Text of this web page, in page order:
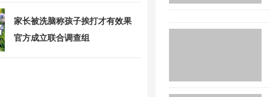
家长被洗脑称孩子挨打才有效果
官方成立联合调查组